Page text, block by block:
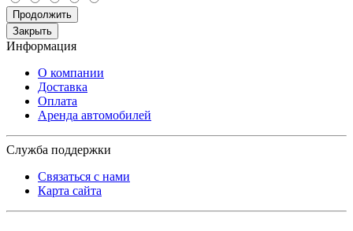
Продолжить
Закрыть
Информация
О компании
Доставка
Оплата
Аренда автомобилей
Служба поддержки
Связаться с нами
Карта сайта